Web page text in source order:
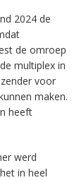
2024 de
de omroep
multiplex in
voor
maken.
heeft
werd
in heel